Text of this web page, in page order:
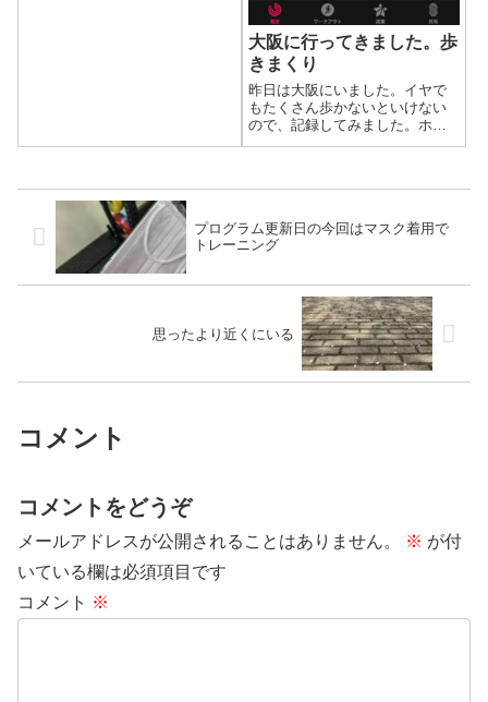
大阪に行ってきました。歩
きまくり
昨日は大阪にいました。イヤで
もたくさん歩かないといけない
ので、記録してみました。ホテ
ルにチェックインし、モバイル
の目的の集まりに行く前に、一
ロントの地下に行...
プログラム更新日の今回はマスク着用で
トレーニング
思ったより近くにいる
コメント
コメントをどうぞ
メールアドレスが公開されることはありません。 ※ が付
いている欄は必須項目です
コメント ※